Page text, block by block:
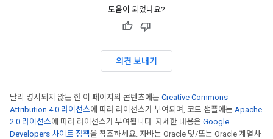
도움이 되었나요?
의견 보내기
달리 명시되지 않는 한 이 페이지의 콘텐츠에는 Creative Commons
Attribution 4.0 라이선스에 따라 라이선스가 부여되며, 코드 샘플에는 Apache
2.0 라이선스에 따라 라이선스가 부여됩니다. 자세한 내용은 Google
Developers 사이트 정책을 참조하세요. 자바는 Oracle 및/또는 Oracle 계열사